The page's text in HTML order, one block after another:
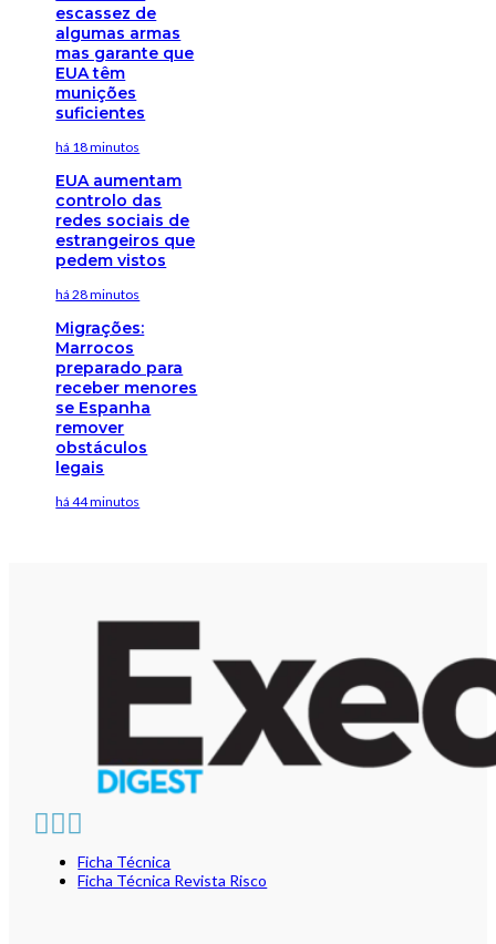
escassez de
algumas armas
mas garante que
EUA têm
munições
suficientes
há 18 minutos
EUA aumentam
controlo das
redes sociais de
estrangeiros que
pedem vistos
há 28 minutos
Migrações:
Marrocos
preparado para
receber menores
se Espanha
remover
obstáculos
legais
há 44 minutos
Ficha Técnica
Ficha Técnica Revista Risco